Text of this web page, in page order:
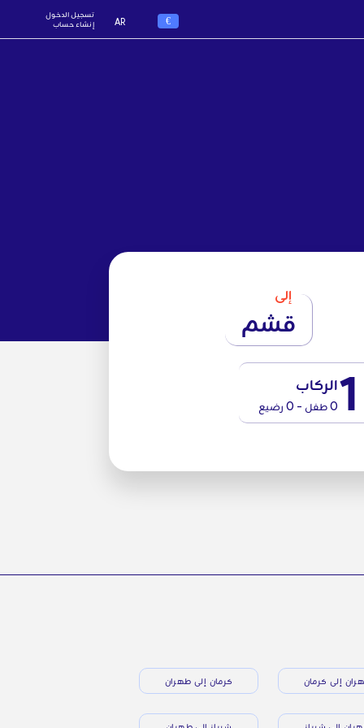
€
AR
تسجيل الدخول
إنشاء حساب
إلى
قشم
1الركاب
0 طفل - 0 رضيع
إلى كرمان كرمان إلى طهران